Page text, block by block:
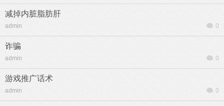
减掉内脏脂肪肝
admin 0
诈骗
admin 0
游戏推广话术
admin 0